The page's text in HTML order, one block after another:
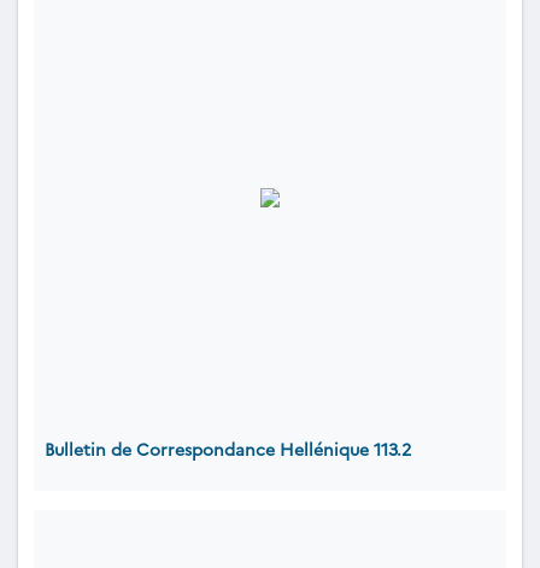
Bulletin de Correspondance Hellénique 113.2